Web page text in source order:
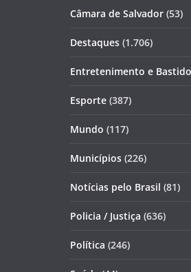
Câmara de Salvador (53)
Destaques (1.706)
Entretenimento e
Esporte (387)
Mundo (117)
Municípios (226)
Notícias pelo Brasil (81)
Policia / Justiça (636)
Política (246)